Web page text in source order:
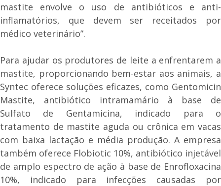
mastite envolve o uso de antibióticos e anti-
inflamatórios, que devem ser receitados por
médico veterinário”.
Para ajudar os produtores de leite a enfrentarem a
mastite, proporcionando bem-estar aos animais, a
Syntec oferece soluções eficazes, como Gentomicin
Mastite, antibiótico intramamário à base de
Sulfato de Gentamicina, indicado para o
tratamento de mastite aguda ou crônica em vacas
com baixa lactação e média produção. A empresa
também oferece Flobiotic 10%, antibiótico injetável
de amplo espectro de ação à base de Enrofloxacina
10%, indicado para infecções causadas por